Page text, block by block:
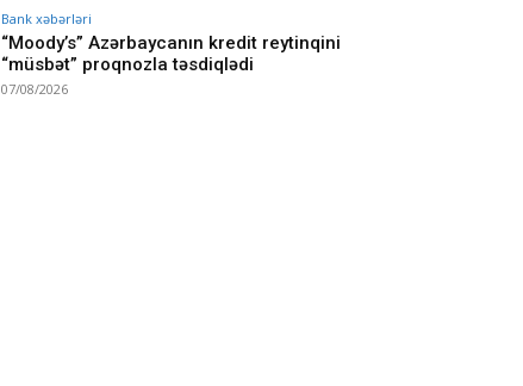
Bank xəbərləri
“Moody’s” Azərbaycanın kredit reytinqini
“müsbət” proqnozla təsdiqlədi
07/08/2026